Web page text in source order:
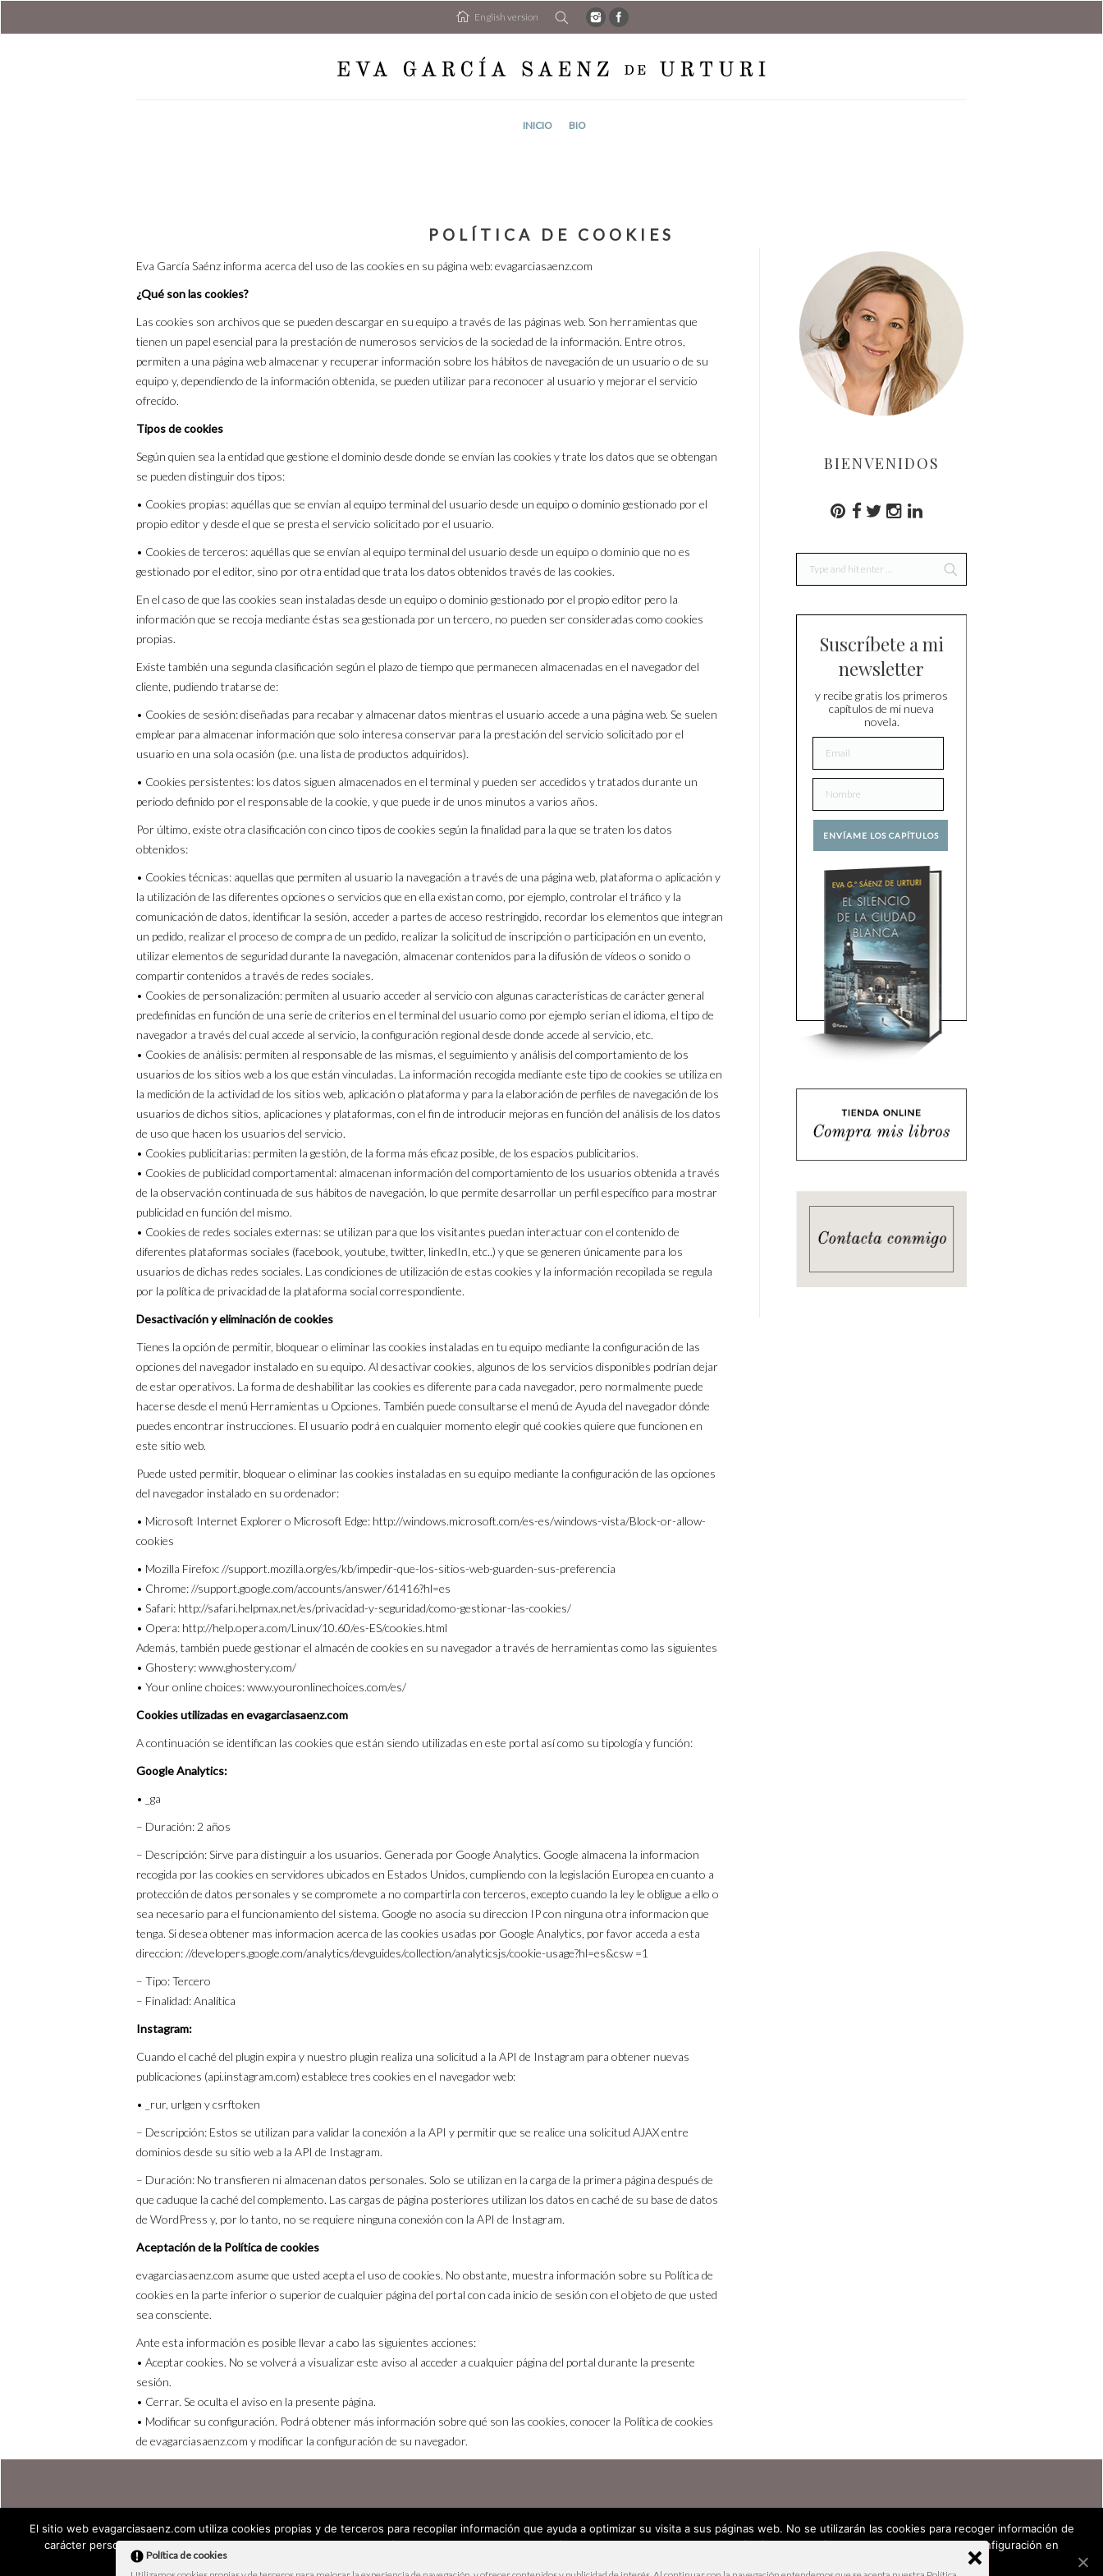
English version
INICIO BIO
POLÍTICA DE COOKIES
Eva García Saénz informa acerca del uso de las cookies en su página web: evagarciasaenz.com
¿Qué son las cookies?
Las cookies son archivos que se pueden descargar en su equipo a través de las páginas web. Son herramientas que
tienen un papel esencial para la prestación de numerosos servicios de la sociedad de la información. Entre otros,
permiten a una página web almacenar y recuperar información sobre los hábitos de navegación de un usuario o de su
equipo y, dependiendo de la información obtenida, se pueden utilizar para reconocer al usuario y mejorar el servicio
ofrecido.
Tipos de cookies
Según quien sea la entidad que gestione el dominio desde donde se envían las cookies y trate los datos que se obtengan
se pueden distinguir dos tipos:
• Cookies propias: aquéllas que se envían al equipo terminal del usuario desde un equipo o dominio gestionado por el
propio editor y desde el que se presta el servicio solicitado por el usuario.
• Cookies de terceros: aquéllas que se envían al equipo terminal del usuario desde un equipo o dominio que no es
gestionado por el editor, sino por otra entidad que trata los datos obtenidos través de las cookies.
En el caso de que las cookies sean instaladas desde un equipo o dominio gestionado por el propio editor pero la
información que se recoja mediante éstas sea gestionada por un tercero, no pueden ser consideradas como cookies
propias.
Existe también una segunda clasificación según el plazo de tiempo que permanecen almacenadas en el navegador del
cliente, pudiendo tratarse de:
• Cookies de sesión: diseñadas para recabar y almacenar datos mientras el usuario accede a una página web. Se suelen
emplear para almacenar información que solo interesa conservar para la prestación del servicio solicitado por el
usuario en una sola ocasión (p.e. una lista de productos adquiridos).
• Cookies persistentes: los datos siguen almacenados en el terminal y pueden ser accedidos y tratados durante un
periodo definido por el responsable de la cookie, y que puede ir de unos minutos a varios años.
Por último, existe otra clasificación con cinco tipos de cookies según la finalidad para la que se traten los datos
obtenidos:
• Cookies técnicas: aquellas que permiten al usuario la navegación a través de una página web, plataforma o aplicación y
la utilización de las diferentes opciones o servicios que en ella existan como, por ejemplo, controlar el tráfico y la
comunicación de datos, identificar la sesión, acceder a partes de acceso restringido, recordar los elementos que integran
un pedido, realizar el proceso de compra de un pedido, realizar la solicitud de inscripción o participación en un evento,
utilizar elementos de seguridad durante la navegación, almacenar contenidos para la difusión de vídeos o sonido o
compartir contenidos a través de redes sociales.
• Cookies de personalización: permiten al usuario acceder al servicio con algunas características de carácter general
predefinidas en función de una serie de criterios en el terminal del usuario como por ejemplo serian el idioma, el tipo de
navegador a través del cual accede al servicio, la configuración regional desde donde accede al servicio, etc.
• Cookies de análisis: permiten al responsable de las mismas, el seguimiento y análisis del comportamiento de los
usuarios de los sitios web a los que están vinculadas. La información recogida mediante este tipo de cookies se utiliza en
la medición de la actividad de los sitios web, aplicación o plataforma y para la elaboración de perfiles de navegación de los
usuarios de dichos sitios, aplicaciones y plataformas, con el fin de introducir mejoras en función del análisis de los datos
de uso que hacen los usuarios del servicio.
• Cookies publicitarias: permiten la gestión, de la forma más eficaz posible, de los espacios publicitarios.
• Cookies de publicidad comportamental: almacenan información del comportamiento de los usuarios obtenida a través
de la observación continuada de sus hábitos de navegación, lo que permite desarrollar un perfil específico para mostrar
publicidad en función del mismo.
• Cookies de redes sociales externas: se utilizan para que los visitantes puedan interactuar con el contenido de
diferentes plataformas sociales (facebook, youtube, twitter, linkedIn, etc..) y que se generen únicamente para los
usuarios de dichas redes sociales. Las condiciones de utilización de estas cookies y la información recopilada se regula
por la política de privacidad de la plataforma social correspondiente.
Desactivación y eliminación de cookies
Tienes la opción de permitir, bloquear o eliminar las cookies instaladas en tu equipo mediante la configuración de las
opciones del navegador instalado en su equipo. Al desactivar cookies, algunos de los servicios disponibles podrían dejar
de estar operativos. La forma de deshabilitar las cookies es diferente para cada navegador, pero normalmente puede
hacerse desde el menú Herramientas u Opciones. También puede consultarse el menú de Ayuda del navegador dónde
puedes encontrar instrucciones. El usuario podrá en cualquier momento elegir qué cookies quiere que funcionen en
este sitio web.
Puede usted permitir, bloquear o eliminar las cookies instaladas en su equipo mediante la configuración de las opciones
del navegador instalado en su ordenador:
• Microsoft Internet Explorer o Microsoft Edge: http://windows.microsoft.com/es-es/windows-vista/Block-or-allow-
cookies
• Mozilla Firefox: //support.mozilla.org/es/kb/impedir-que-los-sitios-web-guarden-sus-preferencia
• Chrome: //support.google.com/accounts/answer/61416?hl=es
• Safari: http://safari.helpmax.net/es/privacidad-y-seguridad/como-gestionar-las-cookies/
• Opera: http://help.opera.com/Linux/10.60/es-ES/cookies.html
Además, también puede gestionar el almacén de cookies en su navegador a través de herramientas como las siguientes
• Ghostery: www.ghostery.com/
• Your online choices: www.youronlinechoices.com/es/
Cookies utilizadas en evagarciasaenz.com
A continuación se identifican las cookies que están siendo utilizadas en este portal así como su tipología y función:
Google Analytics:
• _ga
– Duración: 2 años
– Descripción: Sirve para distinguir a los usuarios. Generada por Google Analytics. Google almacena la informacion
recogida por las cookies en servidores ubicados en Estados Unidos, cumpliendo con la legislación Europea en cuanto a
protección de datos personales y se compromete a no compartirla con terceros, excepto cuando la ley le obligue a ello o
sea necesario para el funcionamiento del sistema. Google no asocia su direccion IP con ninguna otra informacion que
tenga. Si desea obtener mas informacion acerca de las cookies usadas por Google Analytics, por favor acceda a esta
direccion: //developers.google.com/analytics/devguides/collection/analyticsjs/cookie-usage?hl=es&csw =1
– Tipo: Tercero
– Finalidad: Analítica
Instagram:
Cuando el caché del plugin expira y nuestro plugin realiza una solicitud a la API de Instagram para obtener nuevas
publicaciones (api.instagram.com) establece tres cookies en el navegador web:
• _rur, urlgen y csrftoken
– Descripción: Estos se utilizan para validar la conexión a la API y permitir que se realice una solicitud AJAX entre
dominios desde su sitio web a la API de Instagram.
– Duración: No transfieren ni almacenan datos personales. Solo se utilizan en la carga de la primera página después de
que caduque la caché del complemento. Las cargas de página posteriores utilizan los datos en caché de su base de datos
de WordPress y, por lo tanto, no se requiere ninguna conexión con la API de Instagram.
Aceptación de la Política de cookies
evagarciasaenz.com asume que usted acepta el uso de cookies. No obstante, muestra información sobre su Política de
cookies en la parte inferior o superior de cualquier página del portal con cada inicio de sesión con el objeto de que usted
sea consciente.
Ante esta información es posible llevar a cabo las siguientes acciones:
• Aceptar cookies. No se volverá a visualizar este aviso al acceder a cualquier página del portal durante la presente
sesión.
• Cerrar. Se oculta el aviso en la presente página.
• Modificar su configuración. Podrá obtener más información sobre qué son las cookies, conocer la Política de cookies
de evagarciasaenz.com y modificar la configuración de su navegador.
BIENVENIDOS
Suscríbete a mi
newsletter
y recibe gratis los primeros
capítulos de mi nueva
novela.
El sitio web evagarciasaenz.com utiliza cookies propias y de terceros para recopilar información que ayuda a optimizar su visita a sus páginas web. No se utilizarán las cookies para recoger información de
carácter personal. Usted puede permitir su uso o rechazarlo, también puede cambiar su configuración siempre que lo desee. Encontrará más información y la forma de modificar su configuración en
Política de cookies